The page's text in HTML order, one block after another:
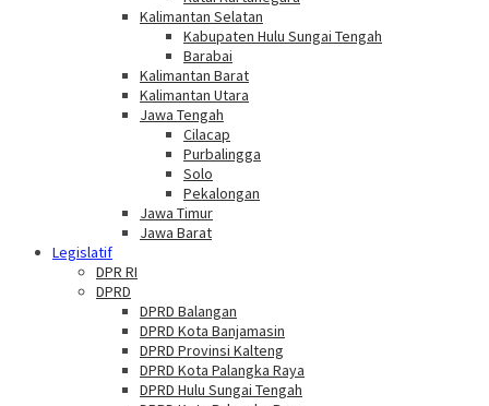
Kalimantan Selatan
Kabupaten Hulu Sungai Tengah
Barabai
Kalimantan Barat
Kalimantan Utara
Jawa Tengah
Cilacap
Purbalingga
Solo
Pekalongan
Jawa Timur
Jawa Barat
Legislatif
DPR RI
DPRD
DPRD Balangan
DPRD Kota Banjamasin
DPRD Provinsi Kalteng
DPRD Kota Palangka Raya
DPRD Hulu Sungai Tengah